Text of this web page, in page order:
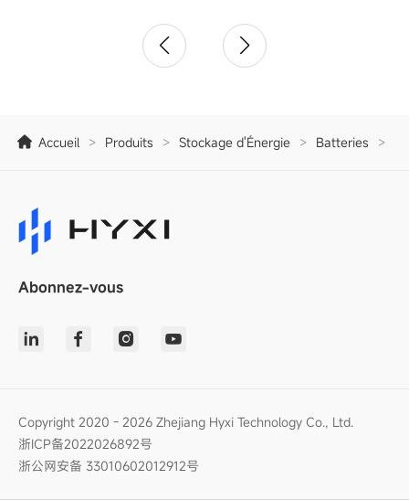
Accueil > Produits > Stockage d'Énergie > Batteries >
Abonnez-vous
Copyright 2020 - 2026 Zhejiang Hyxi Technology Co., Ltd.
浙ICP备2022026892号
浙公网安备 33010602012912号